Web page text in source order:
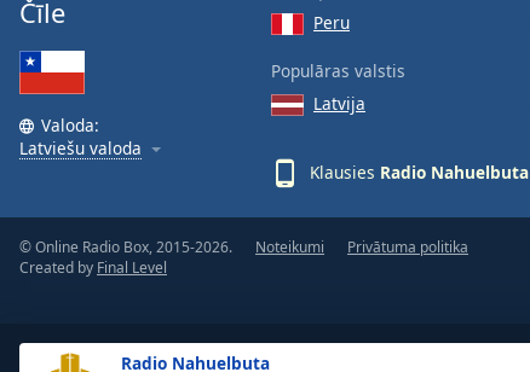
Background
Color
Background Radio Nahuelbuta
Čīle
Valoda:
Latviešu valoda
Peru
Populāras valstis
Latvija
Klausies Radio Nahuelbuta
© Online Radio Box, 2015-2026.
Created by Final Level
Noteikumi Privātuma politika